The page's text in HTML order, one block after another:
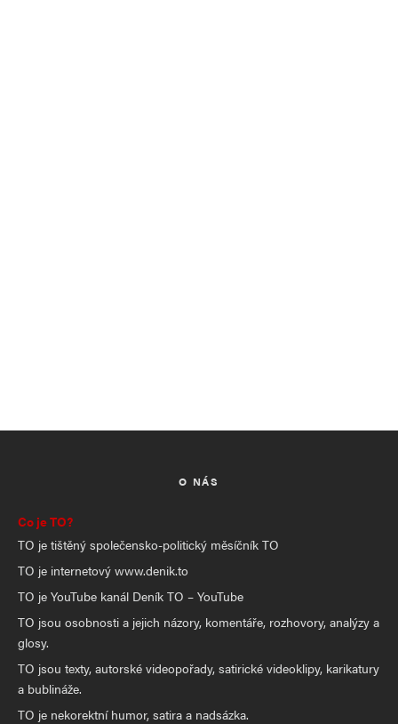
O NÁS
Co je TO?
TO je tištěný společensko-politický měsíčník TO
TO je internetový www.denik.to
TO je YouTube kanál Deník TO – YouTube
TO jsou osobnosti a jejich názory, komentáře, rozhovory, analýzy a
glosy.
TO jsou texty, autorské videopořady, satirické videoklipy, karikatury
a bublináže.
TO je nekorektní humor, satira a nadsázka.